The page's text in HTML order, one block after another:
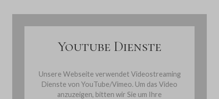
Youtube Dienste
Unsere Webseite verwendet Videostreaming
Dienste von YouTube/Vimeo. Um das Video
anzuzeigen, bitten wir Sie um Ihre